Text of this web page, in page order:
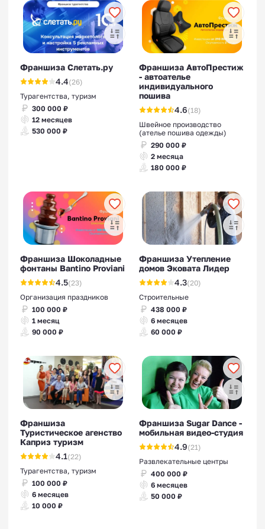
Франшиза Слетать.ру
4.4(26)
Турагентства, туризм
300 000 ₽
12 месяцев
530 000 ₽
Франшиза АвтоПрестиж
- автоателье
индивидуального
пошива
4.6(18)
Швейное производство
(ателье пошива одежды)
290 000 ₽
2 месяца
180 000 ₽
Франшиза Шоколадные
фонтаны Bantino Proviani
4.5(23)
Организация праздников
100 000 ₽
1 месяц
90 000 ₽
Франшиза Утепление
домов Эковата Лидер
4.3(20)
Строительные
438 000 ₽
6 месяцев
60 000 ₽
Франшиза
Туристическое агенство
Каприз туризм
4.1(22)
Турагентства, туризм
100 000 ₽
6 месяцев
10 000 ₽
Франшиза Sugar Dance -
мобильная видео-студия
4.9(21)
Развлекательные центры
400 000 ₽
6 месяцев
50 000 ₽